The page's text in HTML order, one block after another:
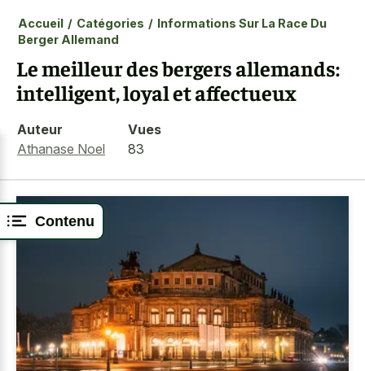
Contenu
Accueil / Catégories / Informations Sur La Race Du
Berger Allemand
Le meilleur des bergers allemands:
intelligent, loyal et affectueux
Auteur
Athanase Noel
Vues
83